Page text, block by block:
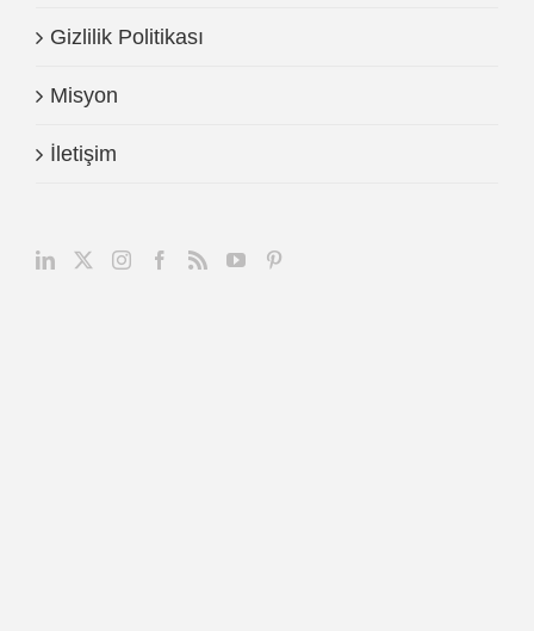
Gizlilik Politikası
Misyon
İletişim